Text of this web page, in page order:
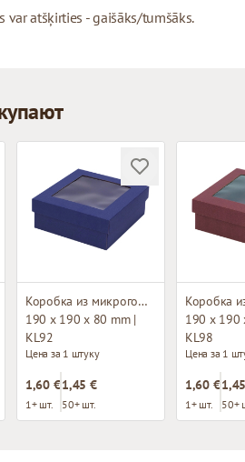
var atšķirties - gaišāks/tumšāks.
Коробка из микрогофрокартона с окном
190 x 190 x 80 mm |
KL92
Цена за 1 штуку
1,60 €
1+ шт.
1,45 €
50+ шт.
190 x 190
KL98
Цена за 1
1,60 €
1+ шт. 50+